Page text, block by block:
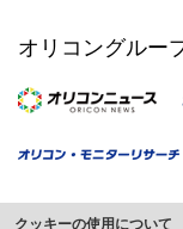
オリコングルー
クッキーの使用について